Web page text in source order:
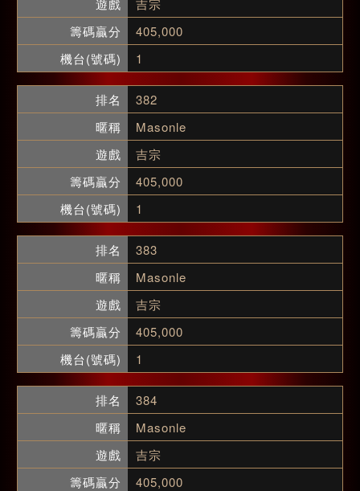
吉宗
405,000
1
382
Masonle
吉宗
405,000
1
383
Masonle
吉宗
405,000
1
384
Masonle
吉宗
405,000